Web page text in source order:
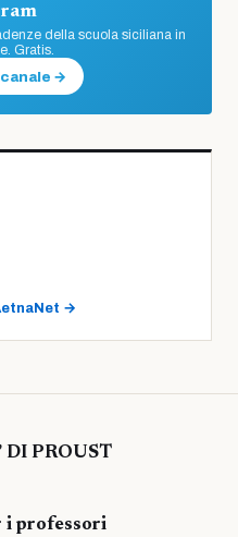
della scuola siciliana in
Gratis.
→
→
DI PROUST
i professori